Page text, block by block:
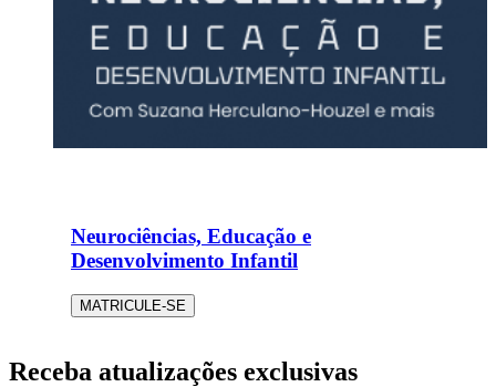
Neurociências, Educação e
Desenvolvimento Infantil
MATRICULE-SE
Receba atualizações exclusivas